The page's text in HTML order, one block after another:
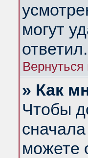
могут
ответил.
Вернуться
» Как
Чтобы
можете